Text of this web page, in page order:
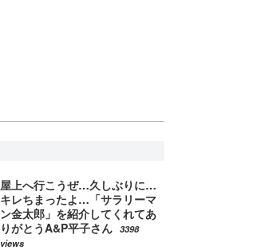
屋上へ行こうぜ…久しぶりに…
キレちまったよ…「サラリーマ
ン金太郎」を紹介してくれてあ
りがとうA&P平子さん 3398
views